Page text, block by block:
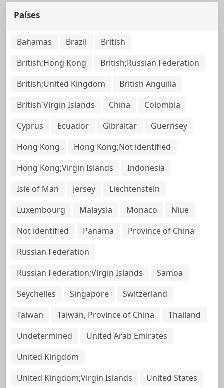
Países
Bahamas Brazil
British
British;Hong Kong
British;Russian Federation
British;United Kingdom
British Anguilla
British Virgin Islands
China
Colombia
Cyprus
Ecuador Gibraltar
Guernsey
Hong Kong
Hong Kong;Not identified
Hong Kong;Virgin Islands
Indonesia
Isle of Man
Jersey
Liechtenstein
Luxembourg
Malaysia Monaco
Niue
Not identified
Panama
Province of China
Russian Federation
Russian Federation;Virgin Islands
Samoa
Seychelles
Singapore
Switzerland
Taiwan
Taiwan, Province of China
Thailand
Undetermined
United Arab Emirates
United Kingdom
United Kingdom;Virgin Islands
United States